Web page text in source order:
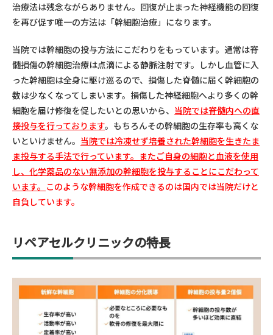
治療法は残念ながらありません。回復が止まった神経機能の回復
を再び促す唯一の方法は「幹細胞治療」になります。
当院では幹細胞の投与方法にこだわりをもっています。通常は脊
髄損傷の幹細胞治療は点滴による静脈注射です。しかし血管に入
った幹細胞は全身に駆け巡るので、損傷した脊髄に届く幹細胞の
数は少なくなってしまいます。損傷した神経細胞へより多くの幹
細胞を届け修復を促したいとの思いから、 当院では脊髄内への直
接投与を行っております。もちろんその幹細胞の生存率も高くな
いといけません。 当院では冷凍せず培養された幹細胞を生きたま
ま投与する手法で行っています。またご自身の細胞と血液を使用
し、化学薬品のない無添加の幹細胞を投与することにこだわって
います。 このような幹細胞を作成できるのは国内では当院だけと
自負しています。
リペアセルクリニックの特長